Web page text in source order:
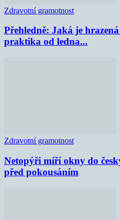
Zdravotní gramotnost
Přehledně: Jaká je
praktika od ledna...
Zdravotní gramotnost
Netopýři míří okny do
před pokousáním